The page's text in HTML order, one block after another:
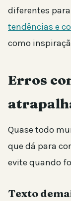
diferentes
tendências e
como
Erros
Quase todo
que dá para
evite quando
Texto